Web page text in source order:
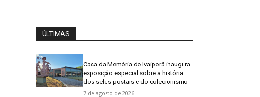
ÚLTIMAS
Casa da Memória de Ivaiporã inaugura
exposição especial sobre a história
dos selos postais e do colecionismo
7 de agosto de 2026